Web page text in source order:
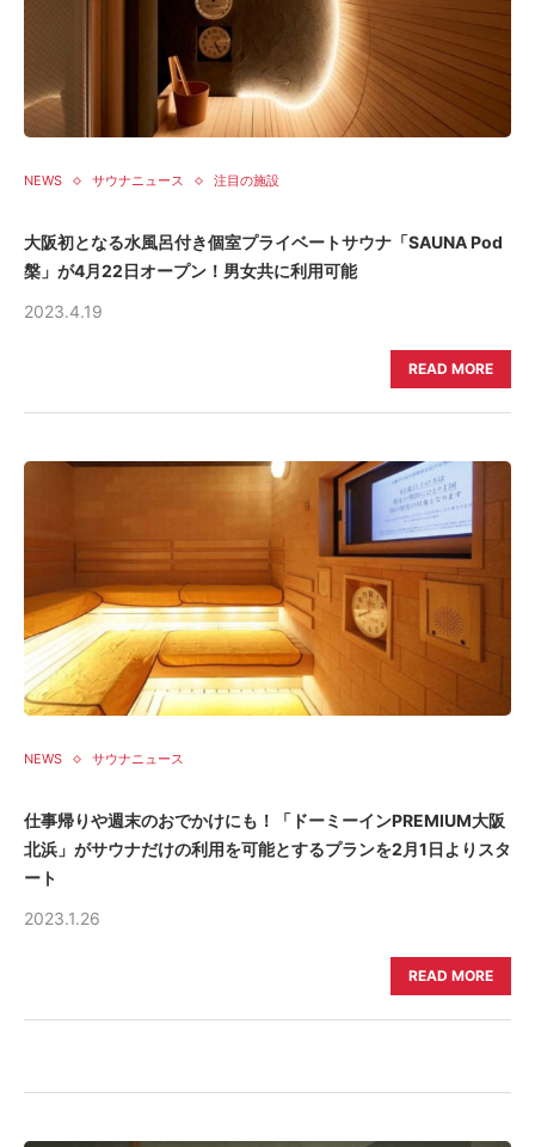
NEWS サウナニュース 注目の施設
大阪初となる水風呂付き個室プライベートサウナ「SAUNA Pod
槃」が4月22日オープン！男女共に利用可能
2023.4.19
READ MORE
NEWS サウナニュース
仕事帰りや週末のおでかけにも！「ドーミーインPREMIUM大阪
北浜」がサウナだけの利用を可能とするプランを2月1日よりスタ
ート
2023.1.26
READ MORE